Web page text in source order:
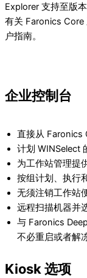
Explorer 支持至版
有关 Faronics Core
户指南。
企业控制台
直接从 Faronics
计划 WINSelect
为工作站管理提
按组计划、执行
无须注销工作站
远程扫描机器并
与 Faronics
不必重启或者解
Kiosk 选项